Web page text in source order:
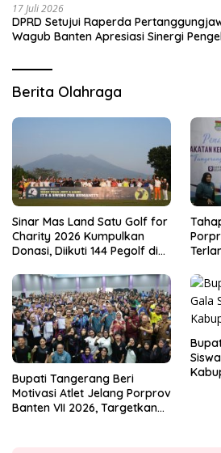
17 Juli 2026
DPRD Setujui Raperda
Wagub Banten Apresiasi Sinergi
Berita Olahraga
Sinar Mas Land Satu Golf for
Charity 2026 Kumpulkan
Donasi, Diikuti 144 Pegolf di
Bupati Tangerang Beri
Motivasi Atlet Jelang Porprov
Banten VII 2026, Targetkan